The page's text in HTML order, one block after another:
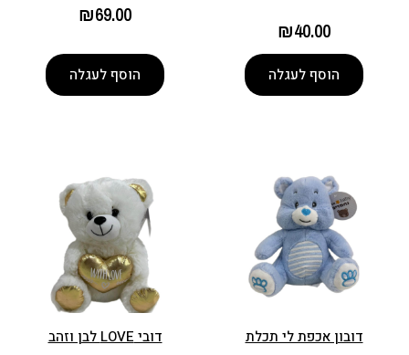
₪40.00
הוסף לעגלה
₪69.00
הוסף לעגלה
דובון אכפת לי תכלת דובי LOVE לבן וזהב